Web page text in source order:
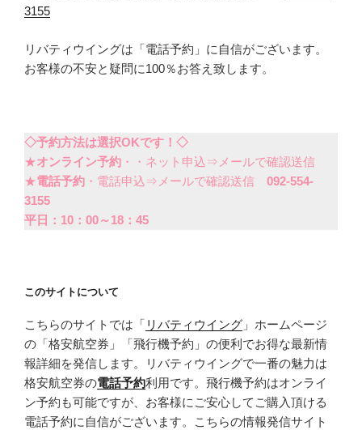
3155
リバティウイングは「電話予約」に自信がございます。
お客様の不安と疑問に100％お答え致します。
◇予約方法は選択OKです！◇
★オンライン予約 ・・ネット申込⇒メールで確認送信
★電話予約 ・電話申込⇒メールで確認送信 092-554-
3155
平日：10：00～18：45
このサイトについて
こちらのサイトでは「 リバティウイング 」ホームページ
の「格安航空券」「飛行機予約」の便利でお得な最新情
報詳細を発信します。リバティウイングで一番の魅力は
格安航空券の電話予約利用です。飛行機予約はオンライ
ン予約も可能ですが、お客様にご安心してご購入頂ける
電話予約に自信がございます。こちらの情報発信サイト